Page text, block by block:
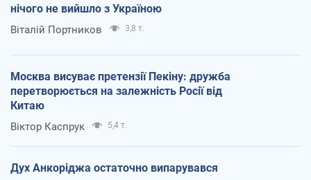
нічого не вийшло з Україною
Віталій Портников 3,8 т.
Москва висуває претензії Пекіну: дружба
перетворюється на залежність Росії від
Китаю
Віктор Каспрук 5,4 т.
Дух Анкоріджа остаточно випарувався